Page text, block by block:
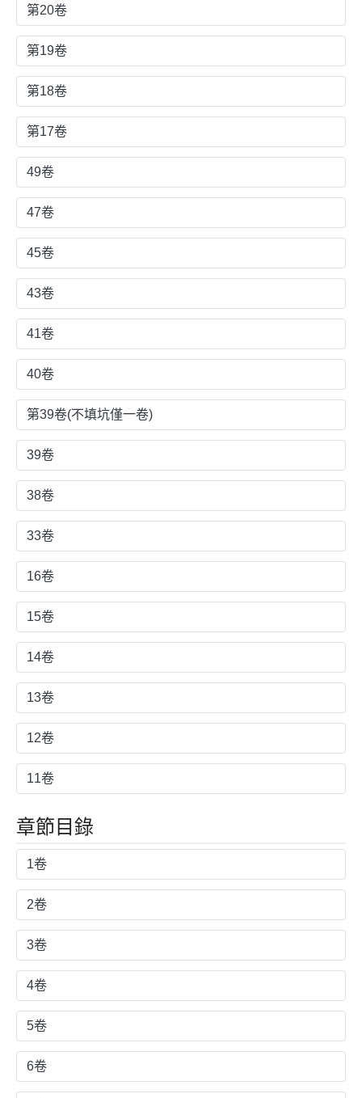
第20卷
第19卷
第18卷
第17卷
49卷
47卷
45卷
43卷
41卷
40卷
第39卷(不填坑僅一卷)
39卷
38卷
33卷
16卷
15卷
14卷
13卷
12卷
11卷
章節目錄
1卷
2卷
3卷
4卷
5卷
6卷